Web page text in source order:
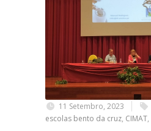
11 Setembro, 2023
escolas bento da cruz, CIMAT,